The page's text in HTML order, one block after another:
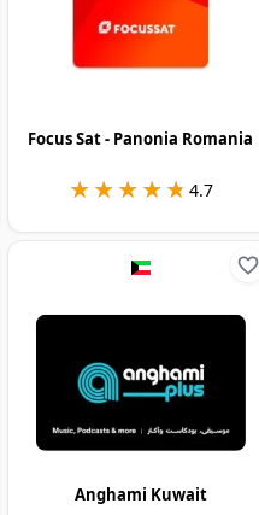
Focus Sat - Panonia Romania
★★★★★
★★★★★ 4.7
Anghami Kuwait